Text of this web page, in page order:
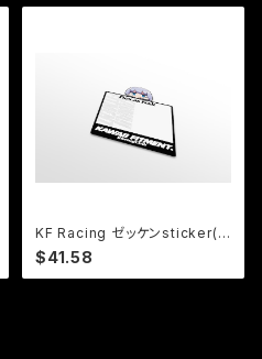
KF Racing ゼッケンsticker(2
枚セット)
$41.58